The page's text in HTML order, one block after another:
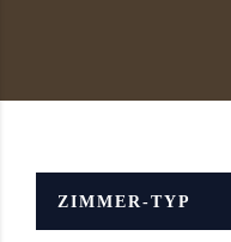
ZIMMER-TYP